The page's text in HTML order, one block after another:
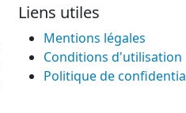
Liens utiles
Mentions légales
Conditions d'utilisation
Politique de